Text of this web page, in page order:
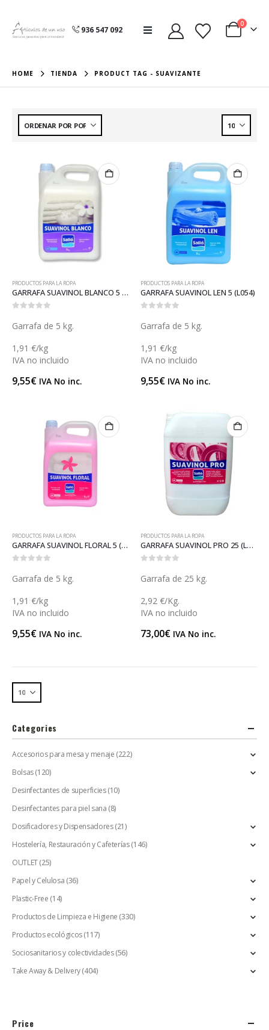
936 547 092
0
HOME TIENDA PRODUCT TAG - SUAVIZANTE
PRODUCTOS PARA LA ROPA
GARRAFA SUAVINOL BLANCO 5 (L054B)
Garrafa de 5 kg.
1,91 €/kg
IVA no incluido
9,55€ IVA No inc.
PRODUCTOS PARA LA ROPA
GARRAFA SUAVINOL LEN 5 (L054)
Garrafa de 5 kg.
1,91 €/kg
IVA no incluido
9,55€ IVA No inc.
PRODUCTOS PARA LA ROPA
GARRAFA SUAVINOL FLORAL 5 (L054F)
Garrafa de 5 kg.
1,91 €/kg
IVA no incluido
9,55€ IVA No inc.
PRODUCTOS PARA LA ROPA
GARRAFA SUAVINOL PRO 25 (L054P)
Garrafa de 25 kg.
2,92 €/Kg.
IVA no incluido
73,00€ IVA No inc.
Categories
Accesorios para mesa y menaje (222)
Bolsas(120)
Desinfectantes de superficies (10)
Desinfectantes para piel sana (8)
Dosificadores y Dispensadores (21)
Hostelería, Restauración y Cafeterías(146)
OUTLET(25)
Papel y Celulosa (36)
Plastic-Free (14)
Productos de Limpieza e Higiene (330)
Productos ecológicos(117)
Sociosanitarios y colectividades (56)
Take Away & Delivery(404)
Price